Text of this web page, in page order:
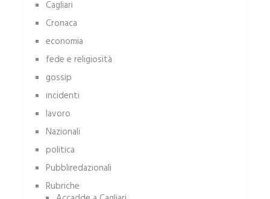
Cagliari
Cronaca
economia
fede e religiosità
gossip
incidenti
lavoro
Nazionali
politica
Pubbliredazionali
Rubriche